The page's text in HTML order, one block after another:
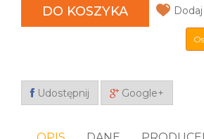
DO KOSZYKA
Udostępnij Google+